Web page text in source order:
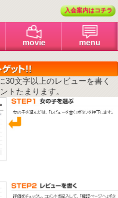
入会案内はコチラ
movie
menu
30文字以上のレビューを書く
トたまります。